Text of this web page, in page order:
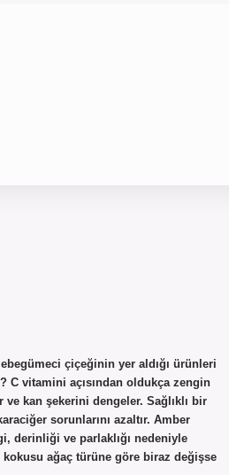
çiçeğinin yer aldığı ürünleri
vitamini açısından oldukça zengin
kan şekerini dengeler. Sağlıklı bir
sorunlarını azaltır. Amber
derinliği ve parlaklığı nedeniyle
ağaç türüne göre biraz değişse